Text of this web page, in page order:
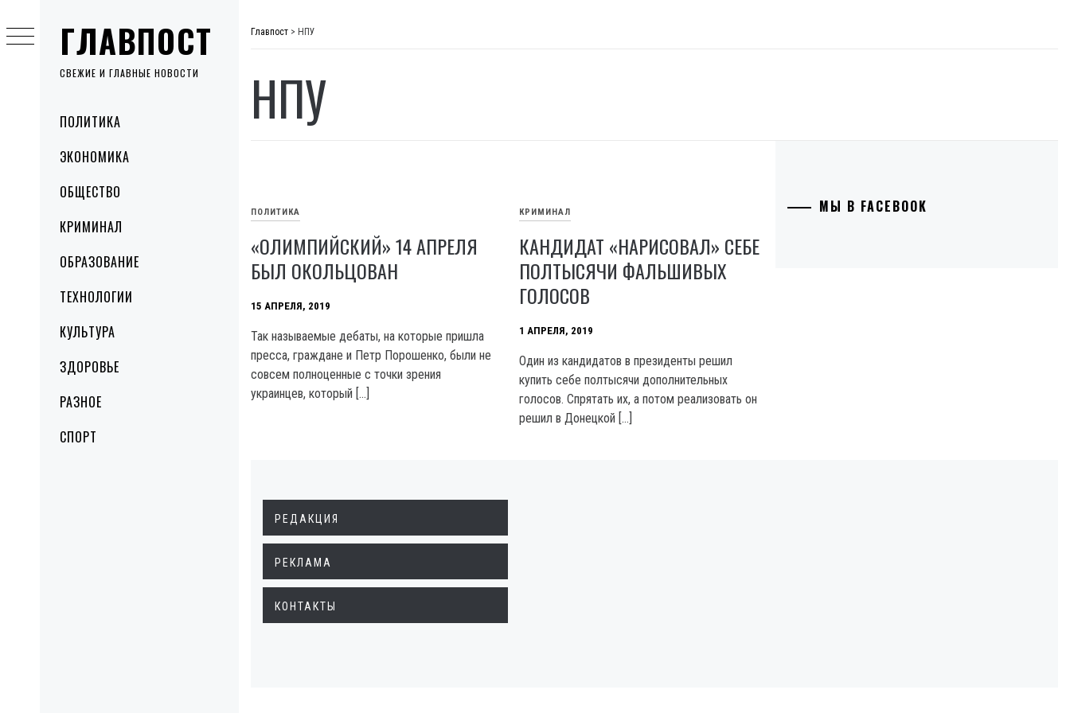
ГЛАВПОСТ
СВЕЖИЕ И ГЛАВНЫЕ НОВОСТИ
MenuПОЛИТИКА
ЭКОНОМИКА
ОБЩЕСТВО
КРИМИНАЛ
ОБРАЗОВАНИЕ
ТЕХНОЛОГИИ
КУЛЬТУРА
ЗДОРОВЬЕ
РАЗНОЕ
СПОРТ
to
content
Главпост > НПУ
НПУ
ПОЛИТИКА
«ОЛИМПИЙСКИЙ» 14 АПРЕЛЯ
БЫЛ ОКОЛЬЦОВАН
15 АПРЕЛЯ, 2019
Так называемые дебаты, на которые пришла
пресса, граждане и Петр Порошенко, были не
совсем полноценные с точки зрения
украинцев, который […]
КРИМИНАЛ
КАНДИДАТ «НАРИСОВАЛ» СЕБЕ
ПОЛТЫСЯЧИ ФАЛЬШИВЫХ
ГОЛОСОВ
1 АПРЕЛЯ, 2019
Один из кандидатов в президенты решил
купить себе полтысячи дополнительных
голосов. Спрятать их, а потом реализовать он
решил в Донецкой […]
МЫ В FACEBOOK
РЕДАКЦИЯ
РЕКЛАМА
КОНТАКТЫ